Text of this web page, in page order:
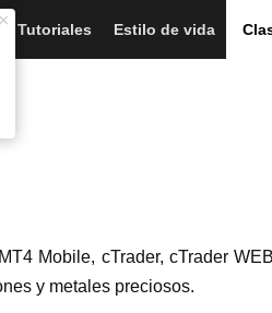
× Tutoriales Estilo de vida
Mobile, cTrader, cTrader
y metales preciosos.